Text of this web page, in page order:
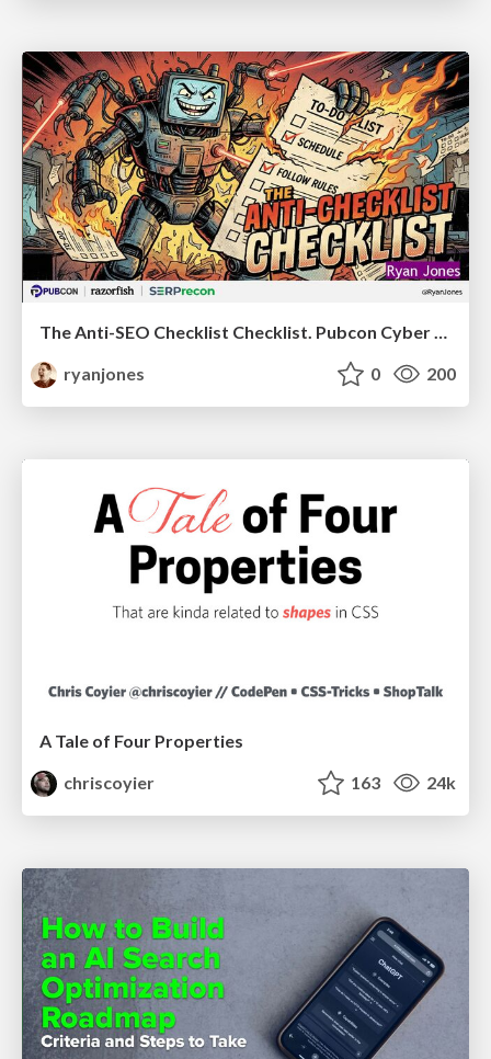
The Anti-SEO Checklist Checklist. Pubcon Cyber Week
ryanjones
0 200
A Tale of Four Properties
chriscoyier
163 24k